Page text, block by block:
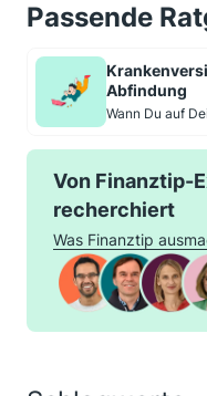
Passende
Abfindung
Wann Du auf
Von Finanztip-
recherchiert
Was Finanztip